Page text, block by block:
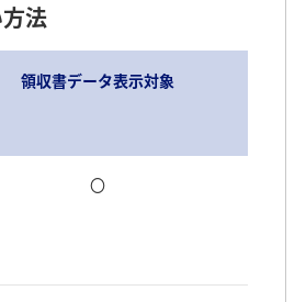
法
領収書データ表示対象
〇